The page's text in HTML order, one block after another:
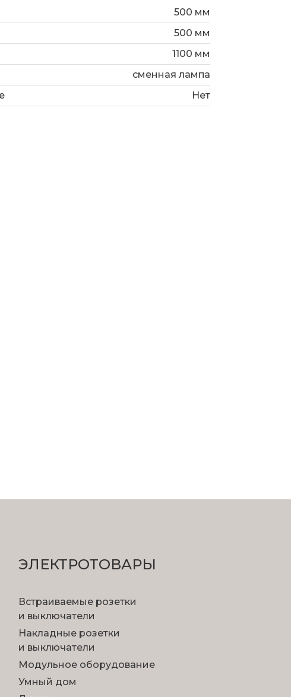
500 мм
500 мм
1100 мм
сменная лампа
Нет
ЭЛЕКТРОТОВАРЫ
Встраиваемые розетки
и выключатели
Накладные розетки
и выключатели
Модульное оборудование
Умный дом